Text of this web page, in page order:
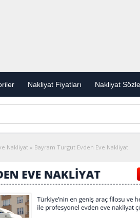
Nakliyat Fiyatları Nakliyat
Nakliyat » Bayram Turgut Evden Eve Nakliyat